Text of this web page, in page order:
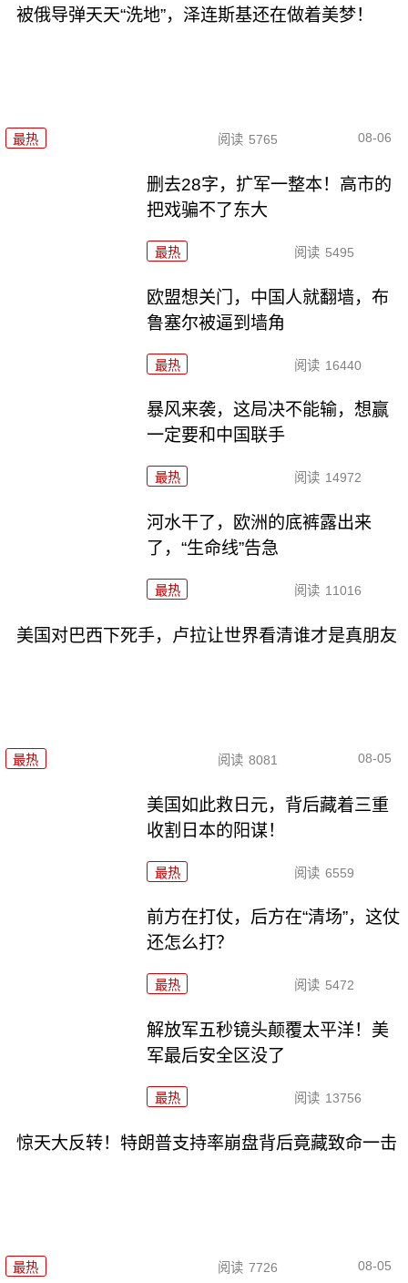
被俄导弹天天“洗地”，泽连斯基还在做着美梦！
最热 阅读 5765 08-06
删去28字，扩军一整本！高市的
把戏骗不了东大
最热 阅读 5495
欧盟想关门，中国人就翻墙，布
鲁塞尔被逼到墙角
最热 阅读 16440
暴风来袭，这局决不能输，想赢
一定要和中国联手
最热 阅读 14972
河水干了，欧洲的底裤露出来
了，“生命线”告急
最热 阅读 11016
美国对巴西下死手，卢拉让世界看清谁才是真朋友
最热 阅读 8081 08-05
美国如此救日元，背后藏着三重
收割日本的阳谋！
最热 阅读 6559
前方在打仗，后方在“清场”，这仗
还怎么打？
最热 阅读 5472
解放军五秒镜头颠覆太平洋！美
军最后安全区没了
最热 阅读 13756
惊天大反转！特朗普支持率崩盘背后竟藏致命一击
最热 阅读 7726 08-05